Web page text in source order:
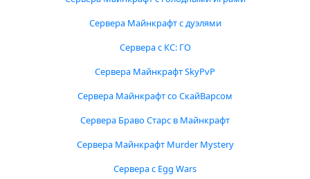
Сервера Майнкрафт с дуэлями
Сервера с КС: ГО
Сервера Майнкрафт SkyPvP
Сервера Майнкрафт со СкайВарсом
Сервера Браво Старс в Майнкрафт
Сервера Майнкрафт Murder Mystery
Сервера с Egg Wars